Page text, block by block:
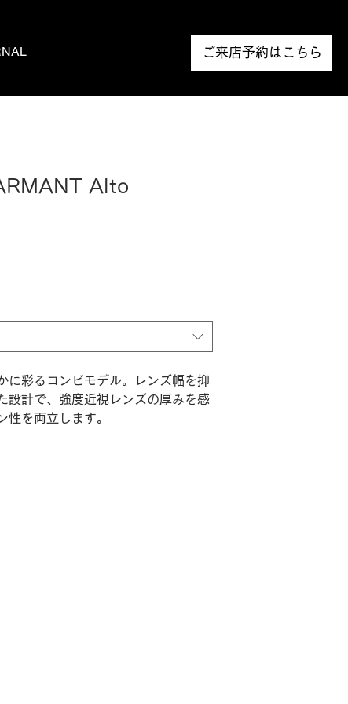
ご来店予約はこちら
Alto
に彩るコンビモデル。レンズ幅を抑
設計で、強度近視レンズの厚みを感
性を両立します。